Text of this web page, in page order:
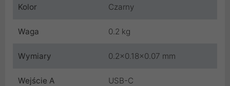
Kolor Czarny
Waga 0.2 kg
Wymiary 0.2x0.18x0.07 mm
Wejście A USB-C